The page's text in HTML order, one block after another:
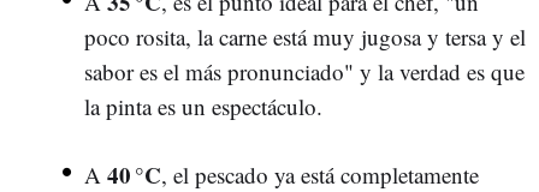
poco rosita, la carne está muy jugosa y tersa y el
sabor es el más pronunciado" y la verdad es que
la pinta es un espectáculo.
A 40°C, el pescado ya está completamente